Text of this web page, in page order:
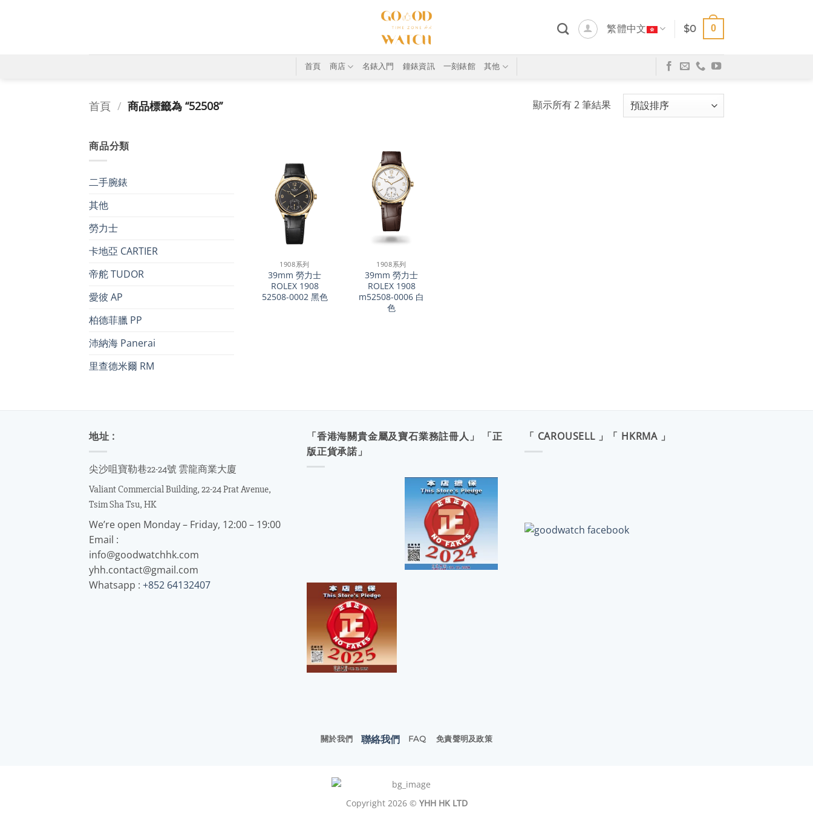
繁體中文 $0 0
首頁 商店 名錶入門 鐘錶資訊 一刻錶館 其他
首頁 / 商品標籤為 “52508” 顯示所有 2 筆結果
商品分類
二手腕錶
其他
勞力士
卡地亞 CARTIER
帝舵 TUDOR
愛彼 AP
柏德菲臘 PP
沛納海 Panerai
里查德米爾 RM
1908系列
39mm 勞力士
ROLEX 1908
52508-0002 黑色
1908系列
39mm 勞力士
ROLEX 1908
m52508-0006 白
色
地址 :
尖沙咀寶勒巷22-24號 雲龍商業大廈
Valiant Commercial Building, 22-24 Prat Avenue,
Tsim Sha Tsu, HK
We’re open Monday – Friday, 12:00 – 19:00
Email :
info@goodwatchhk.com
yhh.contact@gmail.com
Whatsapp : +852 64132407
「香港海關貴金屬及寶石業務註冊人」 「正
版正貨承諾」
「 CAROUSELL 」「 HKRMA 」
關於我們 聯絡我們 FAQ 免責聲明及政策
Copyright 2026 © YHH HK LTD